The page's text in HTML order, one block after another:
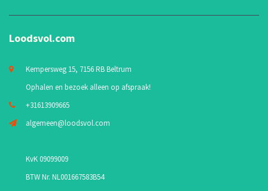
Loodsvol.com
Kempersweg 15, 7156 RB Beltrum
Ophalen en bezoek alleen op afspraak!
+31613909665
algemeen@loodsvol.com
KvK 09099009
BTW Nr. NL001667583B54